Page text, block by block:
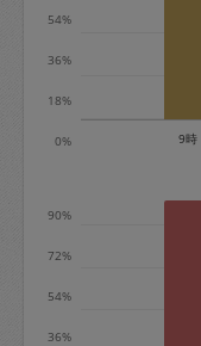
※キャン
0%
18%
36%
54%
9時
36%
54%
72%
90%